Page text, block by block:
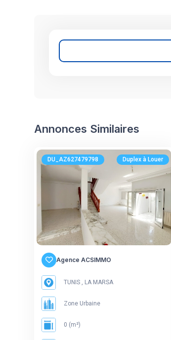
Annonces Similaires
DU_AZ627479798 Duplex à Louer
Agence ACSIMMO
TUNIS , LA MARSA
Zone Urbaine
0 (m²)